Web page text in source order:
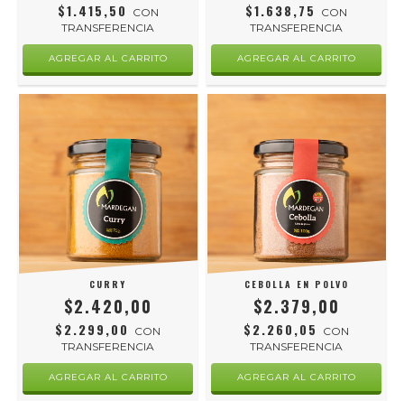
$1.415,50
CON
TRANSFERENCIA
$1.638,75
CON
TRANSFERENCIA
CURRY
$2.420,00
$2.299,00
CON
TRANSFERENCIA
CEBOLLA EN POLVO
$2.379,00
$2.260,05
CON
TRANSFERENCIA